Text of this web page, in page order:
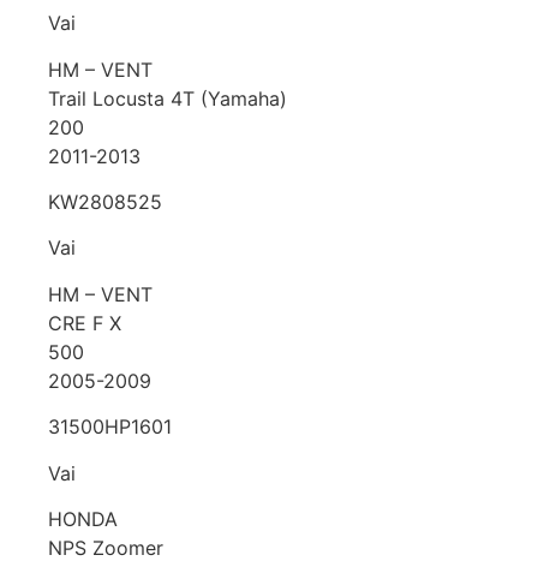
Vai
HM – VENT
Trail Locusta 4T (Yamaha)
200
2011-2013
KW2808525
Vai
HM – VENT
CRE F X
500
2005-2009
31500HP1601
Vai
HONDA
NPS Zoomer